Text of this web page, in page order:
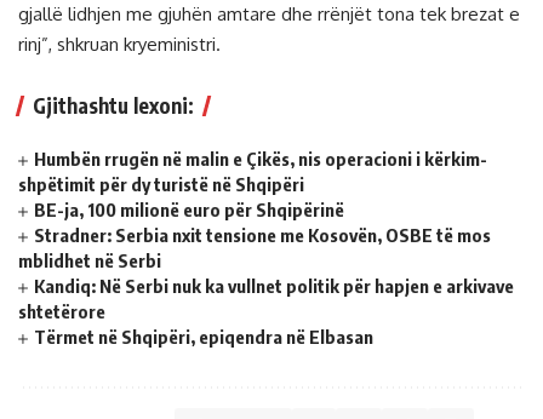
gjallë lidhjen me gjuhën amtare dhe rrënjët tona tek brezat e
rinj”, shkruan kryeministri.
Gjithashtu lexoni:
Humbën rrugën në malin e Çikës, nis operacioni i kërkim-
shpëtimit për dy turistë në Shqipëri
BE-ja, 100 milionë euro për Shqipërinë
Stradner: Serbia nxit tensione me Kosovën, OSBE të mos
mblidhet në Serbi
Kandiq: Në Serbi nuk ka vullnet politik për hapjen e arkivave
shtetërore
Tërmet në Shqipëri, epiqendra në Elbasan